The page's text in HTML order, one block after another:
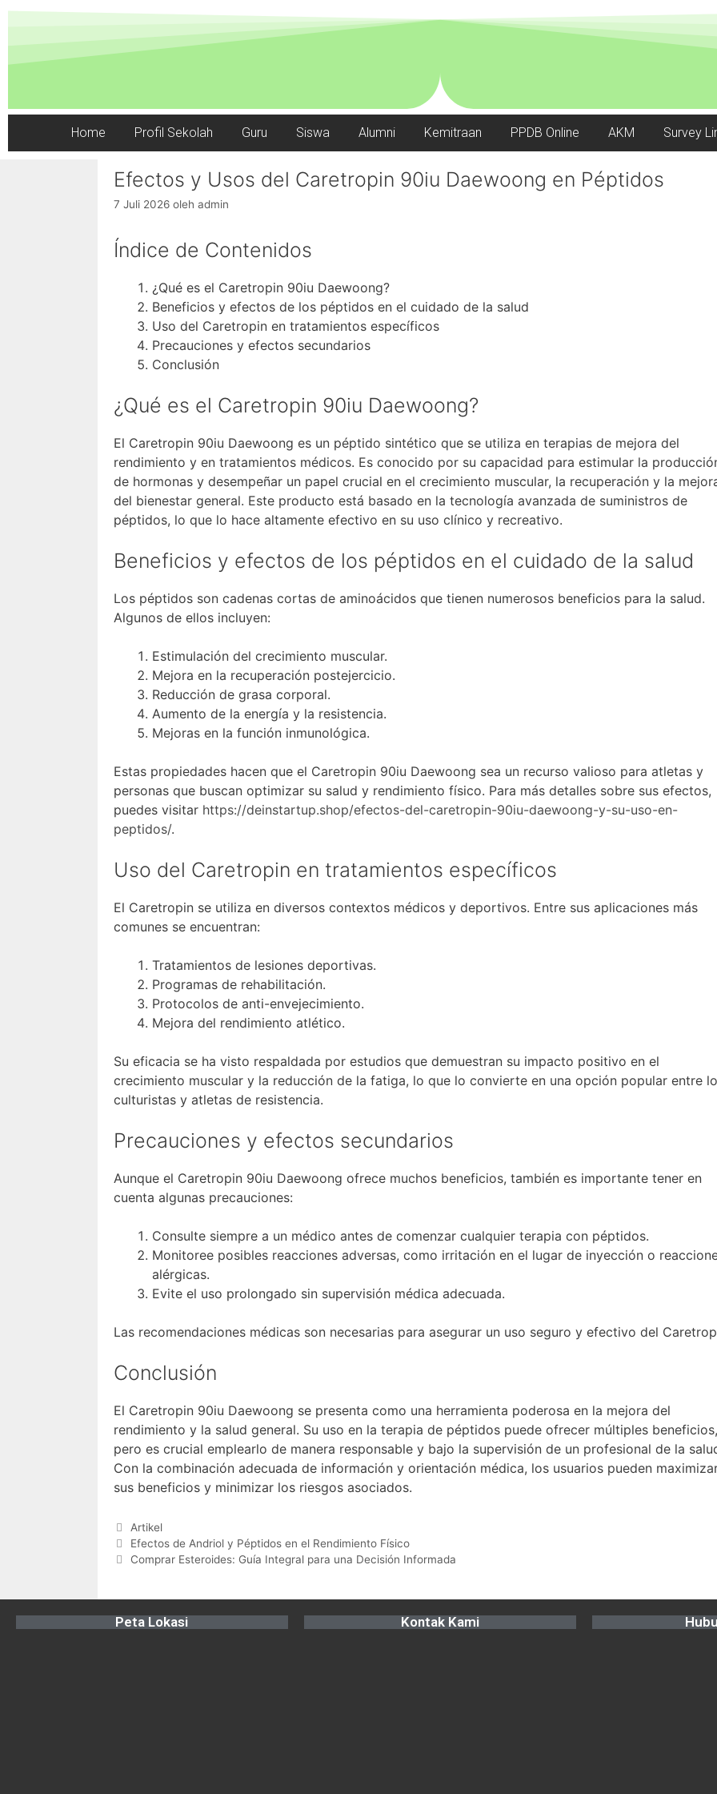
Home Profil Sekolah Guru Siswa Alumni Kemitraan PPDB Online AKM Survey
Efectos y Usos del Caretropin 90iu Daewoong en Péptidos
7 Juli 2026 oleh admin
Índice de Contenidos
¿Qué es el Caretropin 90iu Daewoong?
Beneficios y efectos de los péptidos en el cuidado de la salud
Uso del Caretropin en tratamientos específicos
Precauciones y efectos secundarios
Conclusión
¿Qué es el Caretropin 90iu Daewoong?
El Caretropin 90iu Daewoong es un péptido sintético que se utiliza en terapias de mejora del
rendimiento y en tratamientos médicos. Es conocido por su capacidad para estimular la
de hormonas y desempeñar un papel crucial en el crecimiento muscular, la recuperación y la
del bienestar general. Este producto está basado en la tecnología avanzada de suministros de
péptidos, lo que lo hace altamente efectivo en su uso clínico y recreativo.
Beneficios y efectos de los péptidos en el cuidado de la salud
Los péptidos son cadenas cortas de aminoácidos que tienen numerosos beneficios para la salud.
Algunos de ellos incluyen:
Estimulación del crecimiento muscular.
Mejora en la recuperación postejercicio.
Reducción de grasa corporal.
Aumento de la energía y la resistencia.
Mejoras en la función inmunológica.
Estas propiedades hacen que el Caretropin 90iu Daewoong sea un recurso valioso para atletas y
personas que buscan optimizar su salud y rendimiento físico. Para más detalles sobre sus efectos,
puedes visitar https://deinstartup.shop/efectos-del-caretropin-90iu-daewoong-y-su-uso-en-
peptidos/.
Uso del Caretropin en tratamientos específicos
El Caretropin se utiliza en diversos contextos médicos y deportivos. Entre sus aplicaciones más
comunes se encuentran:
Tratamientos de lesiones deportivas.
Programas de rehabilitación.
Protocolos de anti-envejecimiento.
Mejora del rendimiento atlético.
Su eficacia se ha visto respaldada por estudios que demuestran su impacto positivo en el
crecimiento muscular y la reducción de la fatiga, lo que lo convierte en una opción popular entre
culturistas y atletas de resistencia.
Precauciones y efectos secundarios
Aunque el Caretropin 90iu Daewoong ofrece muchos beneficios, también es importante tener en
cuenta algunas precauciones:
Consulte siempre a un médico antes de comenzar cualquier terapia con péptidos.
Monitoree posibles reacciones adversas, como irritación en el lugar de inyección o
alérgicas.
Evite el uso prolongado sin supervisión médica adecuada.
Las recomendaciones médicas son necesarias para asegurar un uso seguro y efectivo del
Conclusión
El Caretropin 90iu Daewoong se presenta como una herramienta poderosa en la mejora del
rendimiento y la salud general. Su uso en la terapia de péptidos puede ofrecer múltiples beneficios,
pero es crucial emplearlo de manera responsable y bajo la supervisión de un profesional de la
Con la combinación adecuada de información y orientación médica, los usuarios pueden
sus beneficios y minimizar los riesgos asociados.
Artikel
Efectos de Andriol y Péptidos en el Rendimiento Físico
Comprar Esteroides: Guía Integral para una Decisión Informada
Peta Lokasi Kontak Kami